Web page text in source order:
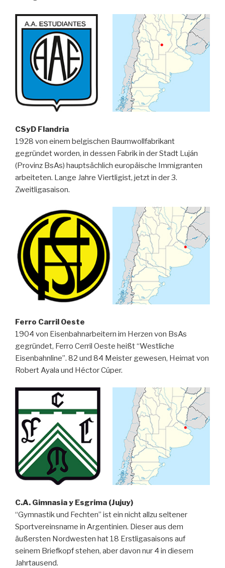
CSyD Flandria
1928 von einem belgischen Baumwollfabrikant
gegründet worden, in dessen Fabrik in der Stadt Luján
(Provinz BsAs) hauptsächlich europäische Immigranten
arbeiteten. Lange Jahre Viertligist, jetzt in der 3.
Zweitligasaison.
Ferro Carril Oeste
1904 von Eisenbahnarbeitern im Herzen von BsAs
gegründet, Ferro Cerril Oeste heißt “Westliche
Eisenbahnline”. 82 und 84 Meister gewesen, Heimat von
Robert Ayala und Héctor Cúper.
C.A. Gimnasia y Esgrima (Jujuy)
“Gymnastik und Fechten” ist ein nicht allzu seltener
Sportvereinsname in Argentinien. Dieser aus dem
äußersten Nordwesten hat 18 Erstligasaisons auf
seinem Briefkopf stehen, aber davon nur 4 in diesem
Jahrtausend.